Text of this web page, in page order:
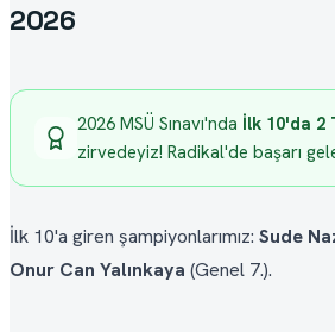
2026
2026 MSÜ Sınavı'nda İlk 10'da 2
zirvedeyiz! Radikal'de başarı
İlk 10'a giren şampiyonlarımız: Sude
Onur Can Yalınkaya (Genel 7.).